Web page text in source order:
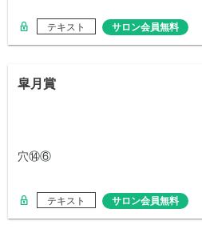
テキスト サロン会員無料
皐月賞
穴⑭⑥
テキスト サロン会員無料